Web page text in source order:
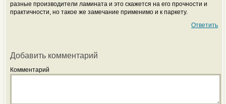
разные производители ламината и это скажется на его прочности и
практичности, но такое же замечание применимо и к паркету.
Ответить
Добавить комментарий
Комментарий